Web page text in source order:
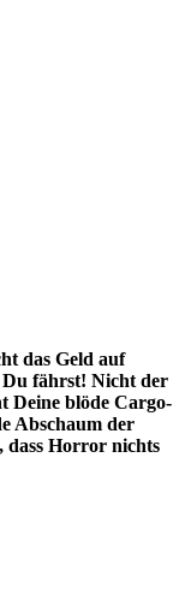
das Geld auf
Du fährst! Nicht der
Deine blöde Cargo-
Abschaum der
dass Horror nichts